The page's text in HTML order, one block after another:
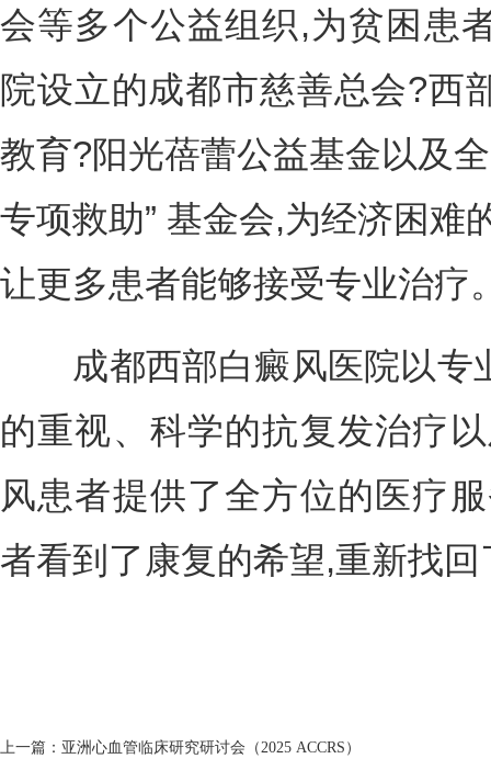
会等多个公益组织,为贫困患
院设立的成都市慈善总会?西
教育?阳光蓓蕾公益基金以及
专项救助” 基金会,为经济困难
让更多患者能够接受专业治疗
成都西部白癜风医院以专
的重视、科学的抗复发治疗
风患者提供了全方位的医疗
者看到了康复的希望,重新找
上一篇： 亚洲心血管临床研究研讨会（2025 ACCRS）